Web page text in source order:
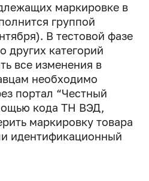
маркировке в
группой
В тестовой фазе
других категорий
все изменения в
необходимо
портал “Честный
кода ТН ВЭД,
маркировку товара
идентификационный